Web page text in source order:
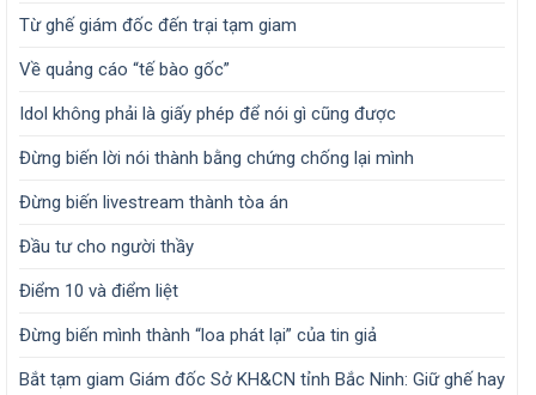
Từ ghế giám đốc đến trại tạm giam
Về quảng cáo “tế bào gốc”
Idol không phải là giấy phép để nói gì cũng được
Đừng biến lời nói thành bằng chứng chống lại mình
Đừng biến livestream thành tòa án
Đầu tư cho người thầy
Điểm 10 và điểm liệt
Đừng biến mình thành “loa phát lại” của tin giả
Bắt tạm giam Giám đốc Sở KH&CN tỉnh Bắc Ninh: Giữ ghế hay